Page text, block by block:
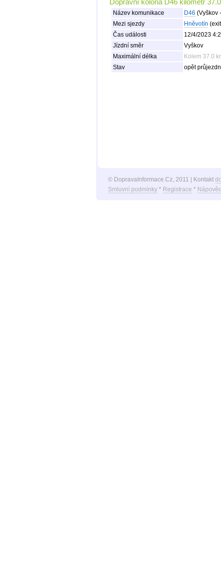
Dopravní kolona D46 kilometr
Název komunikace D46 (Vyškov
Mezi sjezdy
Hněvotín
Čas události
12/4/2023
Jízdní směr
Vyškov
Maximální délka
Kolem 37.0
Stav
opět
© DopravaInformace.Cz, 2011 | Kontakt
Smluvní podmínky* Registrace *